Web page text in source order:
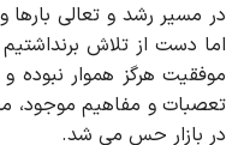
در مسیر رشد و تعالی
اما دست از تلاش
موفقیت هرگز هموار نبوده
تعصبات و مفاهیم موجود،
در بازار حس می شد.